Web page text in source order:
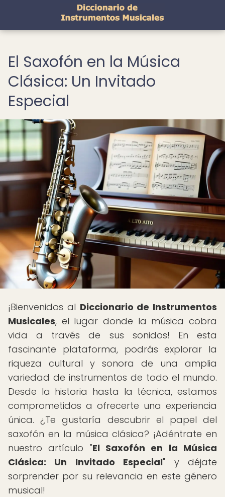
El Saxofón en la Música
Clásica: Un Invitado
Especial
¡Bienvenidos al Diccionario de Instrumentos
Musicales, el lugar donde la música cobra
vida a través de sus sonidos! En esta
fascinante plataforma, podrás explorar la
riqueza cultural y sonora de una amplia
variedad de instrumentos de todo el mundo.
Desde la historia hasta la técnica, estamos
comprometidos a ofrecerte una experiencia
única. ¿Te gustaría descubrir el papel del
saxofón en la música clásica? ¡Adéntrate en
nuestro artículo "El Saxofón en la Música
Clásica: Un Invitado Especial" y déjate
sorprender por su relevancia en este género
musical!